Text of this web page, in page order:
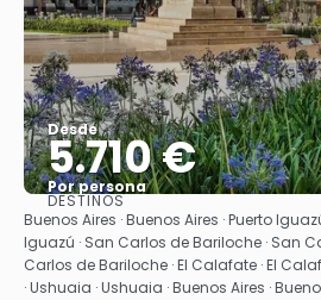
Desde
5.710 €
Por persona
Ver
DESTINOS
Buenos Aires · Buenos Aires · Puerto
Iguazú · San Carlos de Bariloche · San
Carlos de Bariloche · El Calafate · El
· Ushuaia · Ushuaia · Buenos Aires ·